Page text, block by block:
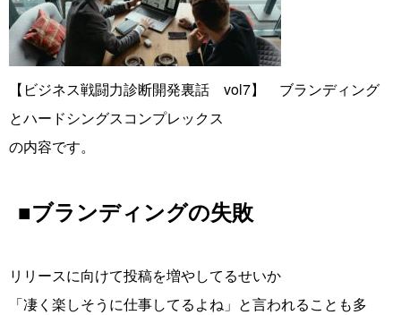
【ビジネス戦闘力診断開発裏話 vol7】 ブランディング
とハードシングスコンプレックス
の内容です。
■ブランディングの失敗
リリースに向けて投稿を増やしてるせいか
「凄く楽しそうに仕事してるよね」と言われることも多